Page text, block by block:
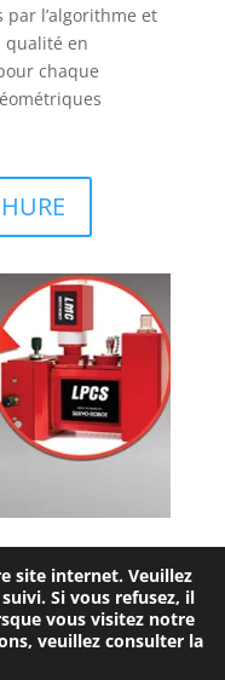
l’algorithme et
qualité en
chaque
site internet. Veuillez
Si vous refusez, il
vous visitez notre
veuillez consulter la